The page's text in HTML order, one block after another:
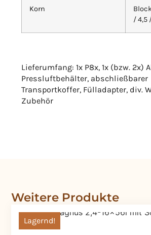
Korn
/ 4,5
Lieferumfang: 1x P8x, 1x (bzw. 2x)
Pressluftbehälter, abschließbarer
Transportkoffer, Fülladapter, div.
Zubehör
Weitere Produkte
Lagernd!